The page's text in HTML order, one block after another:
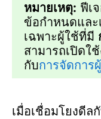
หมายเหตุ: ฟีเ
ข้อกำหนดและ
เฉพาะผู้ใช้ที่มี
สามารถเปิดใ
กับการจัดการ
เมื่อเชื่อมโยงดี